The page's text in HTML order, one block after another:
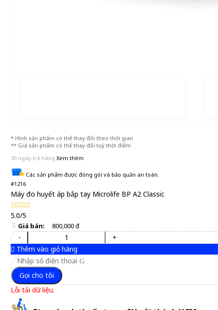
* Hình sản phẩm có thể thay đổi theo thời gian
** Giá sản phẩm có thể thay đổi tuỳ thời điểm
30 ngày trả hàng Xem thêm
Các sản phẩm được đóng gói và bảo quản an toàn.
#1216
Máy đo huyết áp bắp tay Microlife BP A2 Classic
5.0/5
Giá bán: 800,000 đ
-
+
Thêm vào giỏ hàng
Gọi cho tôi
Lỗi tải dữ liệu.